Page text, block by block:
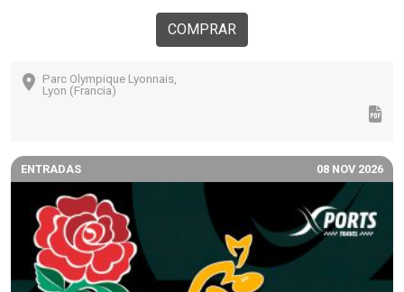
COMPRAR
Parc Olympique Lyonnais,
Lyon (Francia)
ENTRADAS 08 NOV 2026